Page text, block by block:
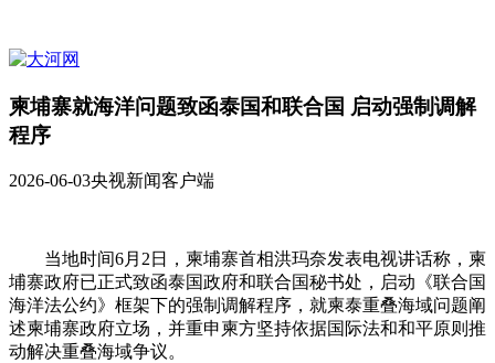
柬埔寨就海洋问题致函泰国和联合国 启动强制调解
程序
2026-06-03央视新闻客户端
当地时间6月2日，柬埔寨首相洪玛奈发表电视讲话称，柬
埔寨政府已正式致函泰国政府和联合国秘书处，启动《联合国
海洋法公约》框架下的强制调解程序，就柬泰重叠海域问题阐
述柬埔寨政府立场，并重申柬方坚持依据国际法和和平原则推
动解决重叠海域争议。